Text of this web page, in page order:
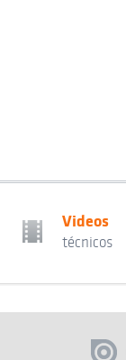
Videos
técnicos